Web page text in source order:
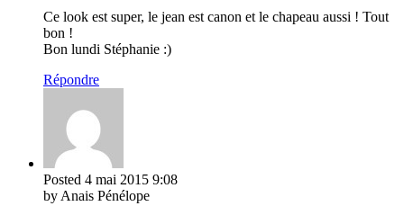
Ce look est super, le jean est canon et le chapeau aussi ! Tout
bon !
Bon lundi Stéphanie :)
Répondre
Posted 4 mai 2015 9:08
by Anais Pénélope